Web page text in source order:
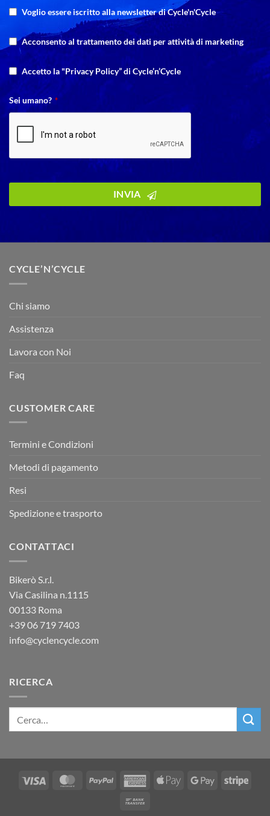
Voglio essere iscritto alla newsletter di Cycle'n'Cycle
Acconsento al trattamento dei dati per attività di marketing
Accetto la "Privacy Policy” di Cycle’n’Cycle
Sei umano? *
INVIA
CYCLE’N’CYCLE
Chi siamo
Assistenza
Lavora con Noi
Faq
CUSTOMER CARE
Termini e Condizioni
Metodi di pagamento
Resi
Spedizione e trasporto
CONTATTACI
Bikerò S.r.l.
Via Casilina n.1115
00133 Roma
+3906 719 7403
info@cyclencycle.com
RICERCA
Visa MasterCardPayPal
AmericanApple
Google
Stripe